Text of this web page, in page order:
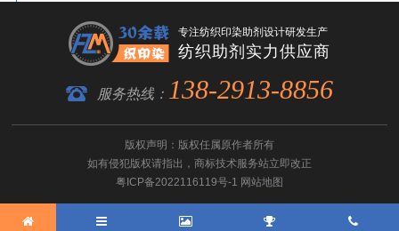
专注纺织印染助剂设计研发生产
纺织助剂实力供应商
服务热线： 138-2913-8856
版权声明：版权任属原作者所有
如有侵犯版权请指出， 商标技术服务站立即改正
粤ICP备2022116119号-1 网站地图